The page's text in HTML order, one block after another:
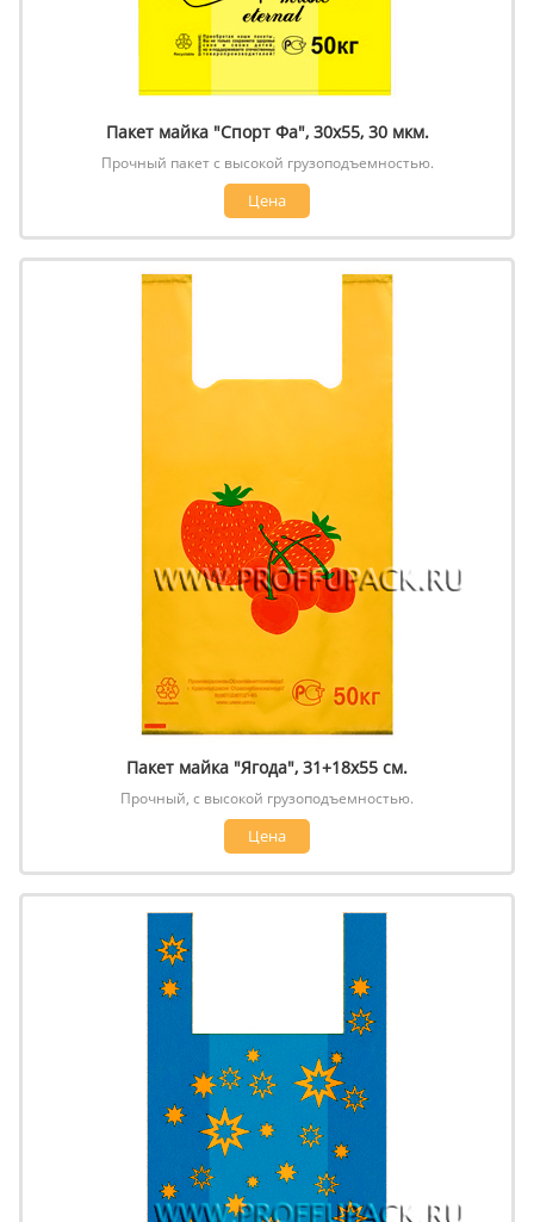
Пакет майка "Спорт Фа", 30х55, 30 мкм.
Прочный пакет с высокой грузоподъемностью.
Цена
Пакет майка "Ягода", 31+18х55 см.
Прочный, с высокой грузоподъемностью.
Цена